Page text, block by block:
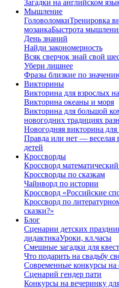
Загадки на английском
Мышление
ГоловоломкиТренировка
мозаикаБыстрота
День знаний
Найди закономерность
Всяк сверчок знай свой
Убери лишнее
Фразы близкие по
Викторины
Викторина для взрослых
Викторина океаны и моря
Викторина для большой
новогодних традициях
Новогодняя викторина для
Правда или нет — веселая
детей
Кроссворды
Кроссворд
Кроссворды по сказкам
Чайнворд по истории
Кроссворд «Российские
Кроссворд по
сказки?»
Блог
Сценарии детских
дидактикаУроки, кл.часы
Смешные загадки для
Что подарить на свадьбу
Современные конкурсы на
Сценарий гендер пати
Конкурсы на вечеринку